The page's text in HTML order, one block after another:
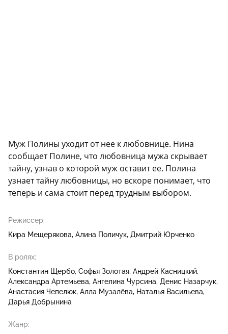
Муж Полины уходит от нее к любовнице. Нина
сообщает Полине, что любовница мужа скрывает
тайну, узнав о которой муж оставит ее. Полина
узнает тайну любовницы, но вскоре понимает, что
теперь и сама стоит перед трудным выбором.
Режиссер:
Кира Мещерякова Алина Поличук Дмитрий Юрченко
В ролях:
Константин Щербо Софья Золотая Андрей Касницкий
Александра Артемьева Ангелина Чурсина Денис Назарчук
Анастасия Чепелюк Алла Музалёва Наталья Васильева
Дарья Добрынина
Жанр: